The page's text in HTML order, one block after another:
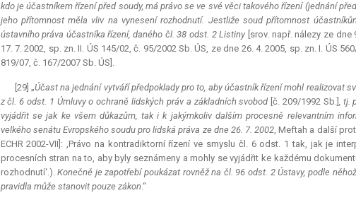
kdo je účastníkem řízení před soudy, má právo se ve své věci takového řízení (jednání
jeho přítomnost měla vliv na vynesení rozhodnutí. Jestliže soud přítomnost
ústavního práva účastníka řízení, daného čl. 38 odst. 2 Listiny [srov. např. nálezy ze
17. 7. 2002, sp. zn. II. ÚS 145/02, č. 95/2002 Sb. ÚS, ze dne 26. 4. 2005, sp. zn. I. ÚS
819/07, č. 167/2007 Sb. ÚS].
[29] „Účast na jednání vytváří předpoklady pro to, aby účastník řízení mohl realizovat
z čl. 6 odst. 1 Úmluvy o ochraně lidských práv a základních svobod [č. 209/1992 Sb.] , tj.
vyjádřit se jak ke všem důkazům, tak i k jakýmkoliv dalším procesně relevantním
velkého senátu Evropského soudu pro lidská práva ze dne 26. 7. 2002, Meftah a další
ECHR 2002-VII]: ,Právo na kontradiktorní řízení ve smyslu čl. 6 odst. 1 tak, jak je
procesních stran na to, aby byly seznámeny a mohly se vyjádřit ke každému
rozhodnutí‘.).Konečně je zapotřebí poukázat rovněž na čl. 96 odst. 2 Ústavy, podle
pravidla může stanovit pouze zákon.“